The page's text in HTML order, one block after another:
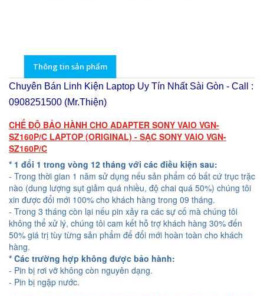
Thông tin sản phẩm
Chuyên Bán Linh Kiện Laptop Uy Tín Nhất Sài Gòn - Call :
0908251500 (Mr.Thiện)
CHẾ ĐỘ BẢO HÀNH CHO ADAPTER SONY VAIO VGN-
SZ160P/C LAPTOP (ORIGINAL) - SẠC SONY VAIO VGN-
SZ160P/C
* 1 đổi 1 trong vòng 12 tháng với các điều kiện sau:
- Trong thời gian 1 năm sử dụng nếu sản phẩm có bất cứ trục trặc
nào (dung lượng sụt giảm quá nhiều, độ chai quá 50%) chúng tôi
xin được đổi mới 100% cho khách hàng trong 09 tháng.
- Trong 3 tháng còn lại nếu pin xảy ra các sự cố mà chúng tôi
không thể xử lý, chúng tôi cam kết hỗ trợ khách hàng 30% đến
50% giá trị tùy từng sản phẩm để đổi mới hoàn toàn cho khách
hàng.
* Các trường hợp không được bảo hành:
- Pin bị rơi vỡ không còn nguyên dạng.
- Pin bị ngập nước.